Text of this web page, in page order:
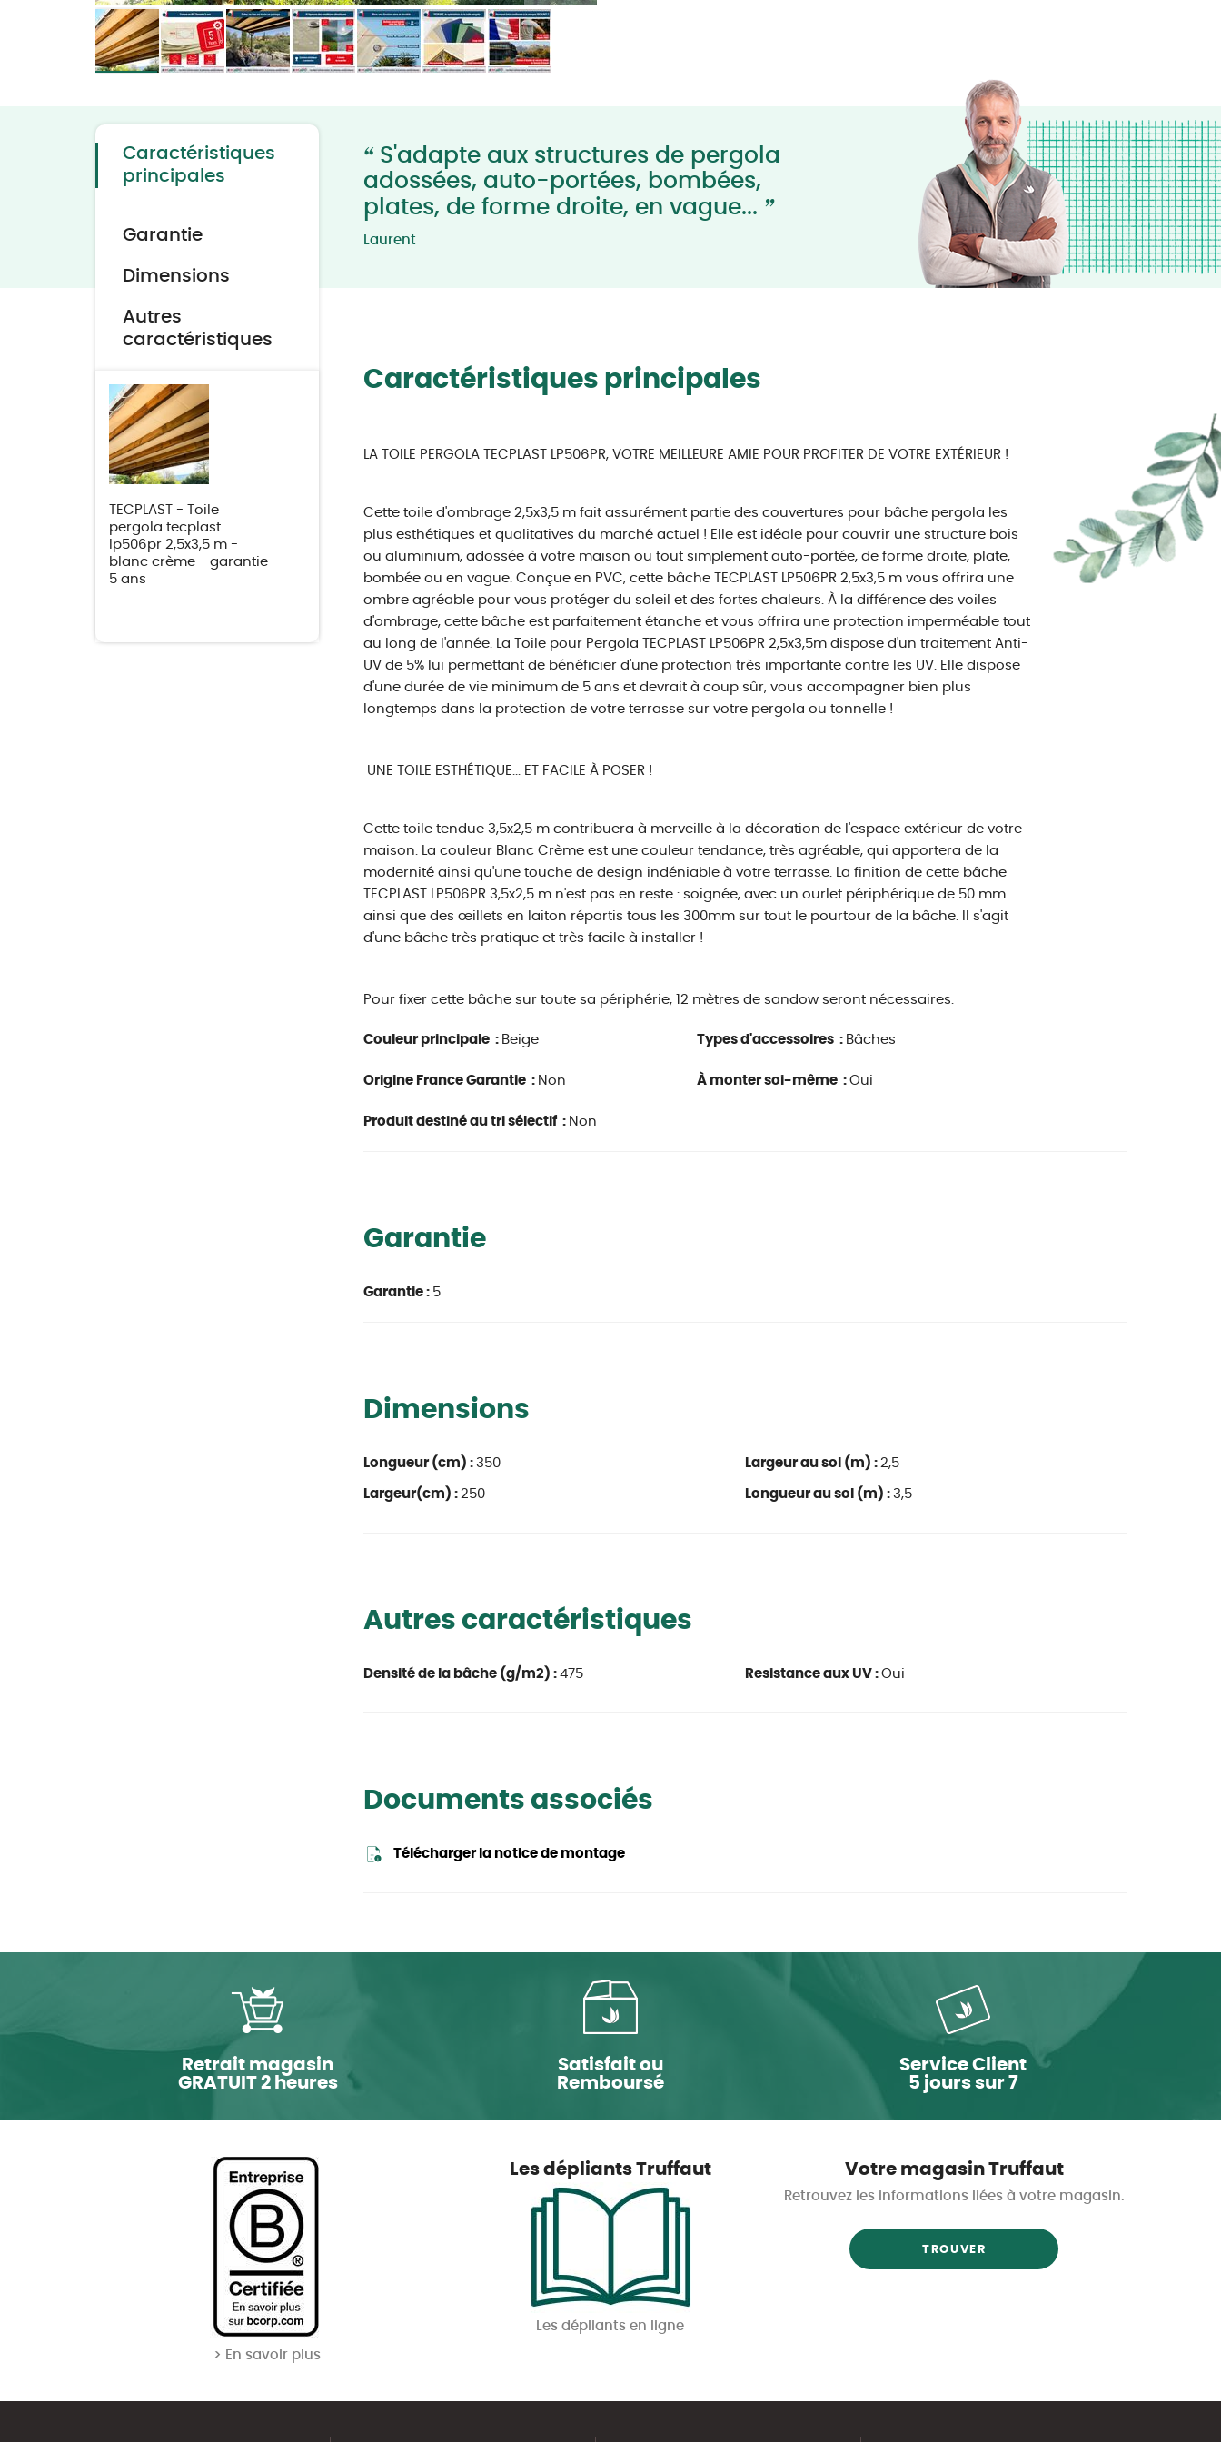
of
the
images
“S'adapte aux structures de pergola
adossées, auto-portées, bombées,
plates, de forme droite, en vague... ”
Laurent
Caractéristiques
principales
Garantie
Dimensions
Autres
caractéristiques
TECPLAST - Toile
pergola tecplast
lp506pr 2,5x3,5 m -
blanc crème - garantie
5 ans
Caractéristiques principales
LA TOILE PERGOLA TECPLAST LP506PR, VOTRE MEILLEURE AMIE POUR PROFITER DE VOTRE EXTÉRIEUR !
Cette toile d'ombrage 2,5x3,5 m fait assurément partie des couvertures pour bâche pergola les
plus esthétiques et qualitatives du marché actuel ! Elle est idéale pour couvrir une structure bois
ou aluminium, adossée à votre maison ou tout simplement auto-portée, de forme droite, plate,
bombée ou en vague. Conçue en PVC, cette bâche TECPLAST LP506PR 2,5x3,5 m vous offrira une
ombre agréable pour vous protéger du soleil et des fortes chaleurs. À la différence des voiles
d'ombrage, cette bâche est parfaitement étanche et vous offrira une protection imperméable tout
au long de l'année. La Toile pour Pergola TECPLAST LP506PR 2,5x3,5m dispose d'un traitement Anti-
UV de 5% lui permettant de bénéficier d'une protection très importante contre les UV. Elle dispose
d'une durée de vie minimum de 5 ans et devrait à coup sûr, vous accompagner bien plus
longtemps dans la protection de votre terrasse sur votre pergola ou tonnelle !
UNE TOILE ESTHÉTIQUE... ET FACILE À POSER !
Cette toile tendue 3,5x2,5 m contribuera à merveille à la décoration de l'espace extérieur de votre
maison. La couleur Blanc Crème est une couleur tendance, très agréable, qui apportera de la
modernité ainsi qu'une touche de design indéniable à votre terrasse. La finition de cette bâche
TECPLAST LP506PR 3,5x2,5 m n'est pas en reste : soignée, avec un ourlet périphérique de 50 mm
ainsi que des œillets en laiton répartis tous les 300mm sur tout le pourtour de la bâche. Il s'agit
d'une bâche très pratique et très facile à installer !
Pour fixer cette bâche sur toute sa périphérie, 12 mètres de sandow seront nécessaires.
Couleur principale : Beige
Origine France Garantie : Non
Produit destiné au tri sélectif : Non
Types d'accessoires : Bâches
À monter soi-même : Oui
Garantie
Garantie : 5
Dimensions
Longueur (cm) : 350
Largeur(cm) : 250
Largeur au sol (m) : 2,5
Longueur au sol (m) : 3,5
Autres caractéristiques
Densité de la bâche (g/m2) : 475 Resistance aux UV : Oui
Documents associés
Télécharger la notice de montage
Retrait magasin
GRATUIT 2 heures
Satisfait ou
Remboursé
Service Client
5 jours sur 7
> En savoir plus
Les dépliants Truffaut
Les dépliants en ligne
Votre magasin Truffaut
Retrouvez les informations liées à votre magasin.
TROUVER